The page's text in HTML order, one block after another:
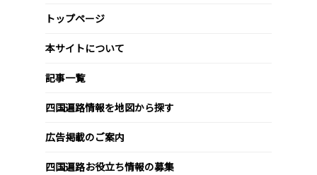
トップページ
本サイトについて
記事一覧
四国遍路情報を地図から探す
広告掲載のご案内
四国遍路お役立ち情報の募集